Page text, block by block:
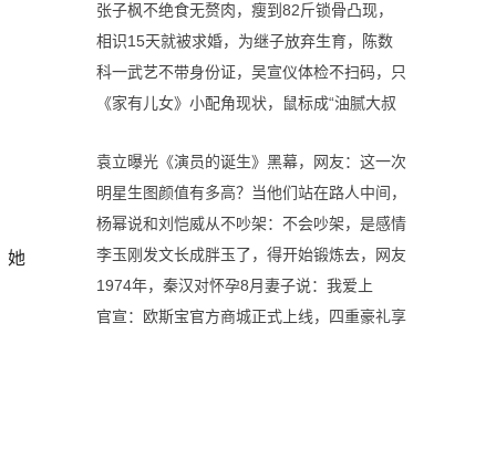
她
张子枫不绝食无赘肉，瘦到82斤锁骨凸现，
相识15天就被求婚，为继子放弃生育，陈数
科一武艺不带身份证，吴宣仪体检不扫码，只
《家有儿女》小配角现状，鼠标成“油腻大叔
袁立曝光《演员的诞生》黑幕，网友：这一次
明星生图颜值有多高？当他们站在路人中间，
杨幂说和刘恺威从不吵架：不会吵架，是感情
李玉刚发文长成胖玉了，得开始锻炼去，网友
1974年，秦汉对怀孕8月妻子说：我爱上
官宣：欧斯宝官方商城正式上线，四重豪礼享